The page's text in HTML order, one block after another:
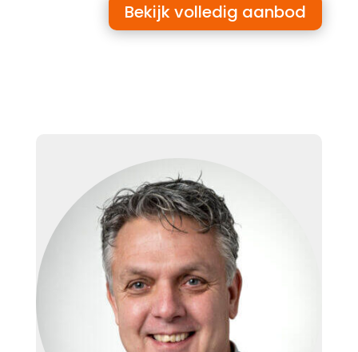
Bekijk volledig aanbod